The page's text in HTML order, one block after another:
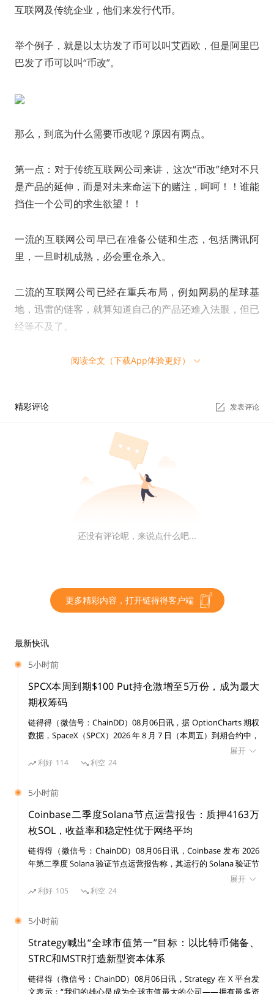
互联网及传统企业，他们来发行代币。
举个例子，就是以太坊发了币可以叫艾西欧，但是阿里巴
巴发了币可以叫“币改”。
那么，到底为什么需要币改呢？原因有两点。
第一点：对于传统互联网公司来讲，这次“币改”绝对不只
是产品的延伸，而是对未来命运下的赌注，呵呵！！谁能
挡住一个公司的求生欲望！！
一流的互联网公司早已在准备公链和生态，包括腾讯阿
里，一旦时机成熟，必会重仓杀入。
二流的互联网公司已经在重兵布局，例如网易的星球基
地，迅雷的链客，就算知道自己的产品还难入法眼，但已
经等不及了。
三流的互联网公司也将区块链视为救命稻草，天涯社区、
除此之外，实际上成千上万的互联网公司都在跃跃欲试。
第二点：对于实体企业来讲，币改能让实体企业内部重新
洗牌，实体企业迅速跟进币改，他们一个个都在想着发币
服装厂也要发币了
在这里我要提醒大家，注意啦，“币改”不等于单纯的发
币，也不是单纯的积分上链或者股权上链，更不意味着盲
目的去中心化，它与以往的币圈思维是有所区别的。简单
粗暴的讲，币改就是进行通证经济改造，并以此来支持实
在我看来币改势在必行，币改的本质就是造钱，因为没钱
才要造钱啊。虽然存在一定的法律风险，但如果能规避这
链得得仅提供相关信息展示，不构成任何投资建议
更多精彩内容，关注链得得微信号（ID：
ChainDD），或者下载链得得App
阅读全文（下载App体验更好）
精彩评论 发表评论
还没有评论呢，来说点什么吧...
更多精彩内容，打开链得得客户端
最新快讯
5小时前
SPCX本周到期$100 Put持仓激增至5万份，成为最大
期权筹码
链得得（微信号：ChainDD）08月06日讯，据 OptionCharts 期权
数据，SpaceX（SPCX）2026 年 8 月 7 日（本周五）到期合约中，
100 美元行权价 Put 期权未平仓合约升至 50,158 份，占据当前期
权持仓最高水平之一。 截至目前，SPCX 100 美元价位 Call 未平仓
集中布局下行保护或看跌头寸。 此前消息，昨日美股收盘，SPCX
收盘价为 108.27 美元，跌幅超 13%。
展开
利好 114 利空 24
5小时前
Coinbase二季度Solana节点运营报告：质押4163万
枚SOL，收益率和稳定性优于网络平均
链得得（微信号：ChainDD）08月06日讯，Coinbase 发布 2026
年第二季度 Solana 验证节点运营报告称，其运行的 Solana 验证节
点在收益率、稳定性和基础设施分布方面均优于网络平均水平。数
据显示，Coinbase 目前通过 23 个验证节点质押约 4163 万枚
括美国、英国、德国、日本、新加坡等地区。核心运营数据如下：
质押规模：4163 万 SOL，占全网质押量 9.72%； 质押收益率：Q2
2026 季度 APY 为 6.52%，高于全网平均 6.38%，领先 14 个基点；
区块跳过率（skip rate）：0.035%，低于全网平均 0.136%，约为
网络平均水平的四分之一。 Coinbase 表示，其验证节点采用多客
户端架构，目前运行 Harmonic、Jito、JitoBAM 和 Firedancer 等
展开
利好 105 利空 24
5小时前
Strategy喊出“全球市值第一”目标：以比特币储备、
STRC和MSTR打造新型资本体系
链得得（微信号：ChainDD）08月06日讯，Strategy 在 X 平台发
文表示：“我们的雄心是成为全球市值最大的公司——拥有最多资